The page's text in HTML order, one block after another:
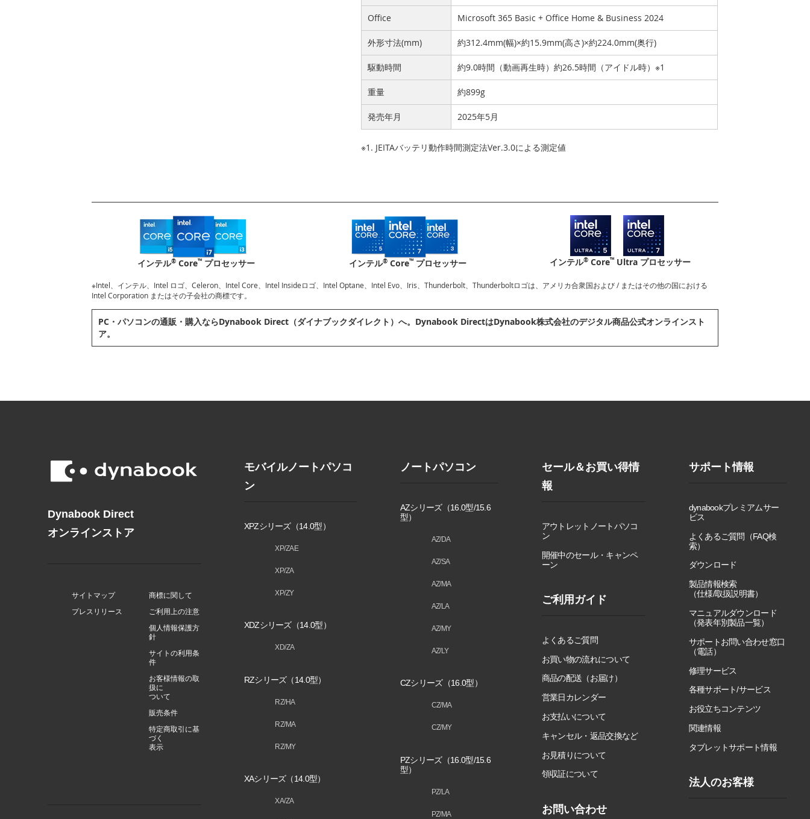
Office Microsoft 365 Basic + Office Home & Business 2024
外形寸法(mm) 約312.4mm(幅)×約15.9mm(高さ)×約224.0mm(奥行)
駆動時間 約9.0時間（動画再生時）約26.5時間（アイドル時）※1
重量 約899g
発売年月 2025年5月
※1. JEITAバッテリ動作時間測定法Ver.3.0による測定値
インテル®Core™プロセッサー インテル® Core™ プロセッサー インテル®Core™Ultra プロセッサー
※Intel、インテル、Intel ロゴ、Celeron、Intel Core、Intel Insideロゴ、Intel Optane、Intel Evo、Iris、Thunderbolt、Thunderboltロゴは、アメリカ合衆国および / またはその他の国における
Intel Corporation またはその子会社の商標です。
PC・パソコンの通販・購⼊ならDynabook Direct（ダイナブックダイレクト）へ。Dynabook DirectはDynabook株式会社のデジタル商品公式オンラインスト
ア。
Dynabook Direct
オンラインストア
サイトマップ
プレスリリース
商標に関して
ご利用上の注意
個人情報保護方
針
サイトの利用条
件
お客様情報の取
扱に
ついて
販売条件
特定商取引に基
づく
表示
モバイルノートパソコ
ン
XPZシリーズ（14.0型）
XP/ZAE
XP/ZA
XP/ZY
XDZシリーズ（14.0型）
XD/ZA
RZシリーズ（14.0型）
RZ/HA
RZ/MA
RZ/MY
XAシリーズ（14.0型）
XA/ZA
ノートパソコン
AZシリーズ（16.0型/15.6
型）
AZ/DA
AZ/SA
AZ/MA
AZ/LA
AZ/MY
AZ/LY
CZシリーズ（16.0型）
CZ/MA
CZ/MY
PZシリーズ（16.0型/15.6
型）
PZ/LA
PZ/MA
セール＆お買い得情
報
アウトレットノートパソコ
ン
開催中のセール・キャンペ
ーン
ご利用ガイド
よくあるご質問
お買い物の流れについて
商品の配送（お届け）
営業日カレンダー
お支払いについて
キャンセル・返品交換など
お見積りについて
領収証について
お問い合わせ
サポート情報
dynabookプレミアムサー
ビス
よくあるご質問（FAQ検
索）
ダウンロード
製品情報検索
（仕様/取扱説明書）
マニュアルダウンロード
（発表年別製品一覧）
サポートお問い合わせ窓口
（電話）
修理サービス
各種サポート/サービス
お役立ちコンテンツ
関連情報
タブレットサポート情報
法人のお客様